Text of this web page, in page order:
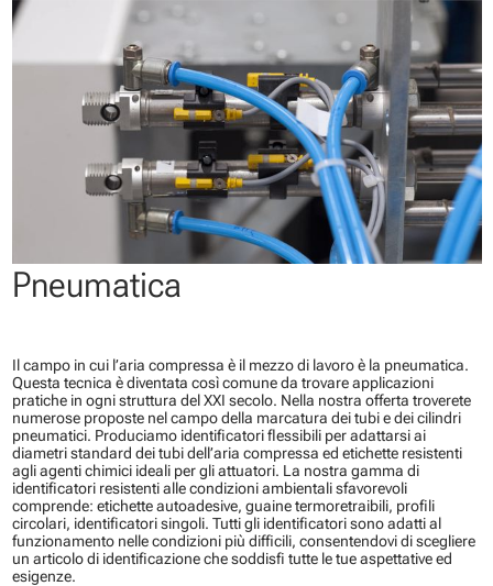
Pneumatica
Il campo in cui l’aria compressa è il mezzo di lavoro è la pneumatica.
Questa tecnica è diventata così comune da trovare applicazioni
pratiche in ogni struttura del XXI secolo. Nella nostra offerta troverete
numerose proposte nel campo della marcatura dei tubi e dei cilindri
pneumatici. Produciamo identificatori flessibili per adattarsi ai
diametri standard dei tubi dell’aria compressa ed etichette resistenti
agli agenti chimici ideali per gli attuatori. La nostra gamma di
identificatori resistenti alle condizioni ambientali sfavorevoli
comprende: etichette autoadesive, guaine termoretraibili, profili
circolari, identificatori singoli. Tutti gli identificatori sono adatti al
funzionamento nelle condizioni più difficili, consentendovi di scegliere
un articolo di identificazione che soddisfi tutte le tue aspettative ed
esigenze.